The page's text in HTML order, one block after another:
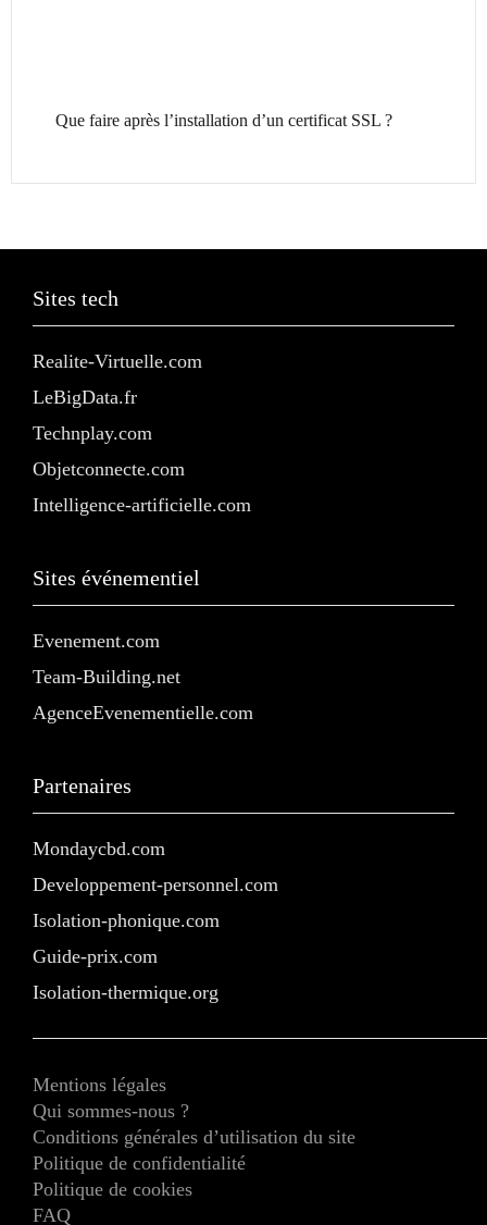
Que faire après l’installation d’un certificat SSL ?
Sites tech
Realite-Virtuelle.com
LeBigData.fr
Technplay.com
Objetconnecte.com
Intelligence-artificielle.com
Sites événementiel
Evenement.com
Team-Building.net
AgenceEvenementielle.com
Partenaires
Mondaycbd.com
Developpement-personnel.com
Isolation-phonique.com
Guide-prix.com
Isolation-thermique.org
Mentions légales
Qui sommes-nous ?
Conditions générales d’utilisation du site
Politique de confidentialité
Politique de cookies
FAQ